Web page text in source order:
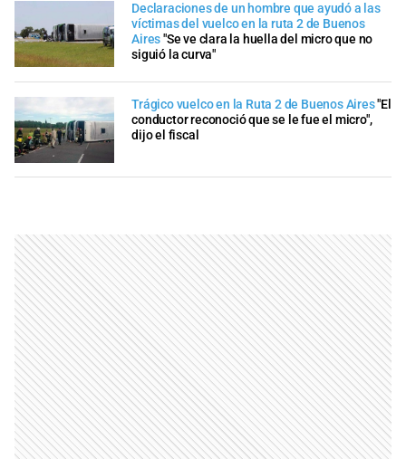
Declaraciones de un hombre que ayudó a las
víctimas del vuelco en la ruta 2 de Buenos
Aires"Se ve clara la huella del micro que no
siguió la curva"
Trágico vuelco en la Ruta 2 de Buenos Aires"El
conductor reconoció que se le fue el micro",
dijo el fiscal